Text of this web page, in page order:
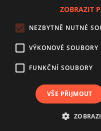
Zásady používání souborů
Autoři
Nastavení cookies
Publikování nebo další šíření
ZOBRAZIT
NEZBYTNĚ NUTNÉ
VÝKONOVÉ SOUBORY
FUNKČNÍ SOUBORY
VŠE PŘIJMOUT